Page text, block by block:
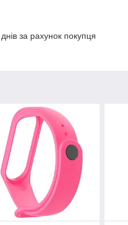
за рахунок покупця